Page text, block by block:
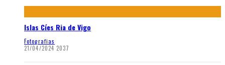
Islas Cíes Ria de Vigo
Fotografias
21/04/2024 2037